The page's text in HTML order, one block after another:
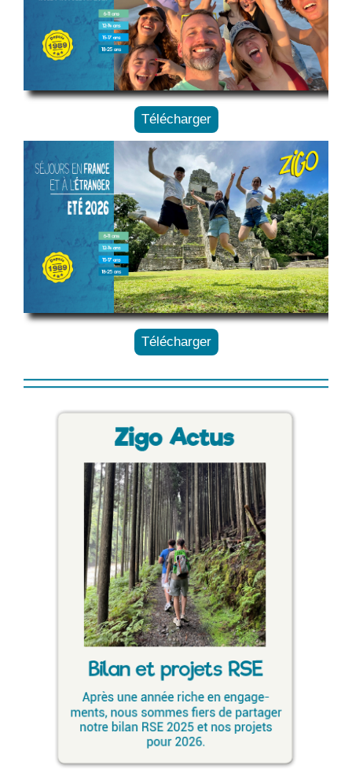
Télécharger
Télécharger